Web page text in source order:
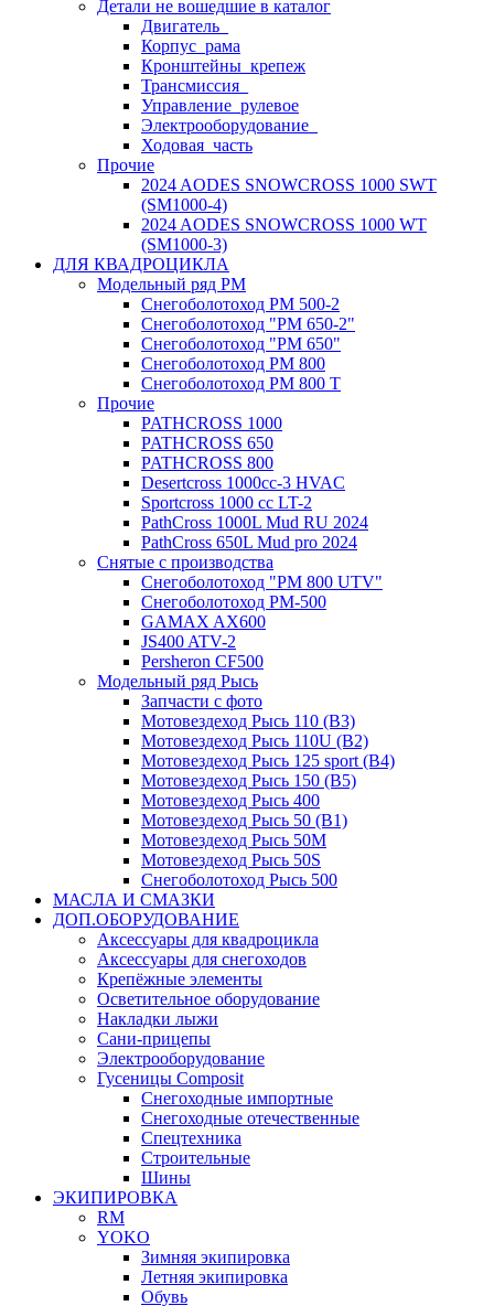
Детали не вошедшие в каталог
Двигатель_
Корпус_рама
Кронштейны_крепеж
Трансмиссия_
Управление_рулевое
Электрооборудование_
Ходовая_часть
Прочие
2024 AODES SNOWCROSS 1000 SWT
(SM1000-4)
2024 AODES SNOWCROSS 1000 WT
(SM1000-3)
ДЛЯ КВАДРОЦИКЛА
Модельный ряд РМ
Снегоболотоход РМ 500-2
Снегоболотоход "РМ 650-2"
Снегоболотоход "РМ 650"
Снегоболотоход РМ 800
Снегоболотоход РМ 800 Т
Прочие
PATHCROSS 1000
PATHCROSS 650
PATHCROSS 800
Desertcross 1000cc-3 HVAC
Sportcross 1000 cc LT-2
PathCross 1000L Mud RU 2024
PathCross 650L Mud pro 2024
Снятые с производства
Снегоболотоход "РМ 800 UTV"
Снегоболотоход РМ-500
GAMAX AX600
JS400 ATV-2
Persheron CF500
Модельный ряд Рысь
Запчасти с фото
Мотовездеход Рысь 110 (B3)
Мотовездеход Рысь 110U (B2)
Мотовездеход Рысь 125 sport (B4)
Мотовездеход Рысь 150 (B5)
Мотовездеход Рысь 400
Мотовездеход Рысь 50 (B1)
Мотовездеход Рысь 50M
Мотовездеход Рысь 50S
Снегоболотоход Рысь 500
МАСЛА И СМАЗКИ
ДОП.ОБОРУДОВАНИЕ
Аксессуары для квадроцикла
Аксессуары для снегоходов
Крепёжные элементы
Осветительное оборудование
Накладки лыжи
Сани-прицепы
Электрооборудование
Гусеницы Composit
Снегоходные импортные
Снегоходные отечественные
Спецтехника
Строительные
Шины
ЭКИПИРОВКА
RM
YOKO
Зимняя экипировка
Летняя экипировка
Обувь